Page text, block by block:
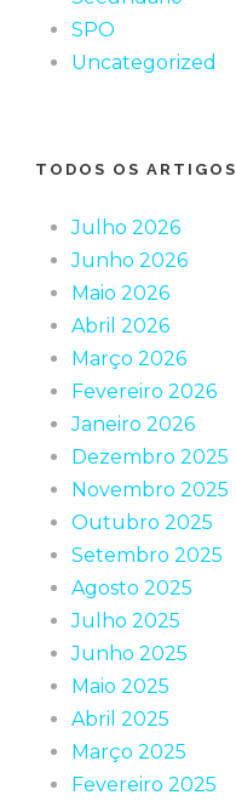
SPO
Uncategorized
TODOS OS ARTIGOS
Julho 2026
Junho 2026
Maio 2026
Abril 2026
Março 2026
Fevereiro 2026
Janeiro 2026
Dezembro 2025
Novembro 2025
Outubro 2025
Setembro 2025
Agosto 2025
Julho 2025
Junho 2025
Maio 2025
Abril 2025
Março 2025
Fevereiro 2025